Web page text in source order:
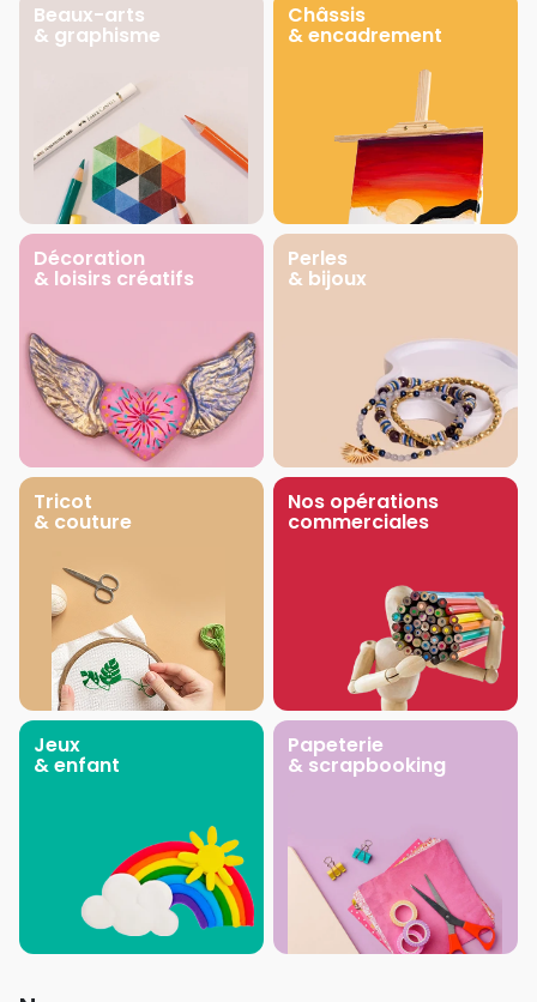
Beaux-arts
& graphisme
Châssis
& encadrement
Décoration
& loisirs créatifs
Perles
& bijoux
Tricot
& couture
Nos opérations
commerciales
Jeux
& enfant
Papeterie
& scrapbooking